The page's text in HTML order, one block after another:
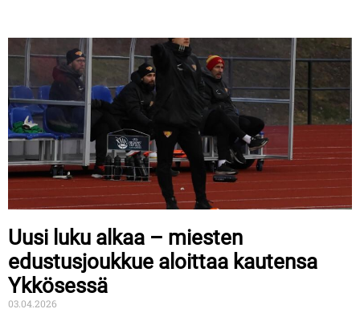
Uusi luku alkaa – miesten
edustusjoukkue aloittaa kautensa
Ykkösessä
03.04.2026